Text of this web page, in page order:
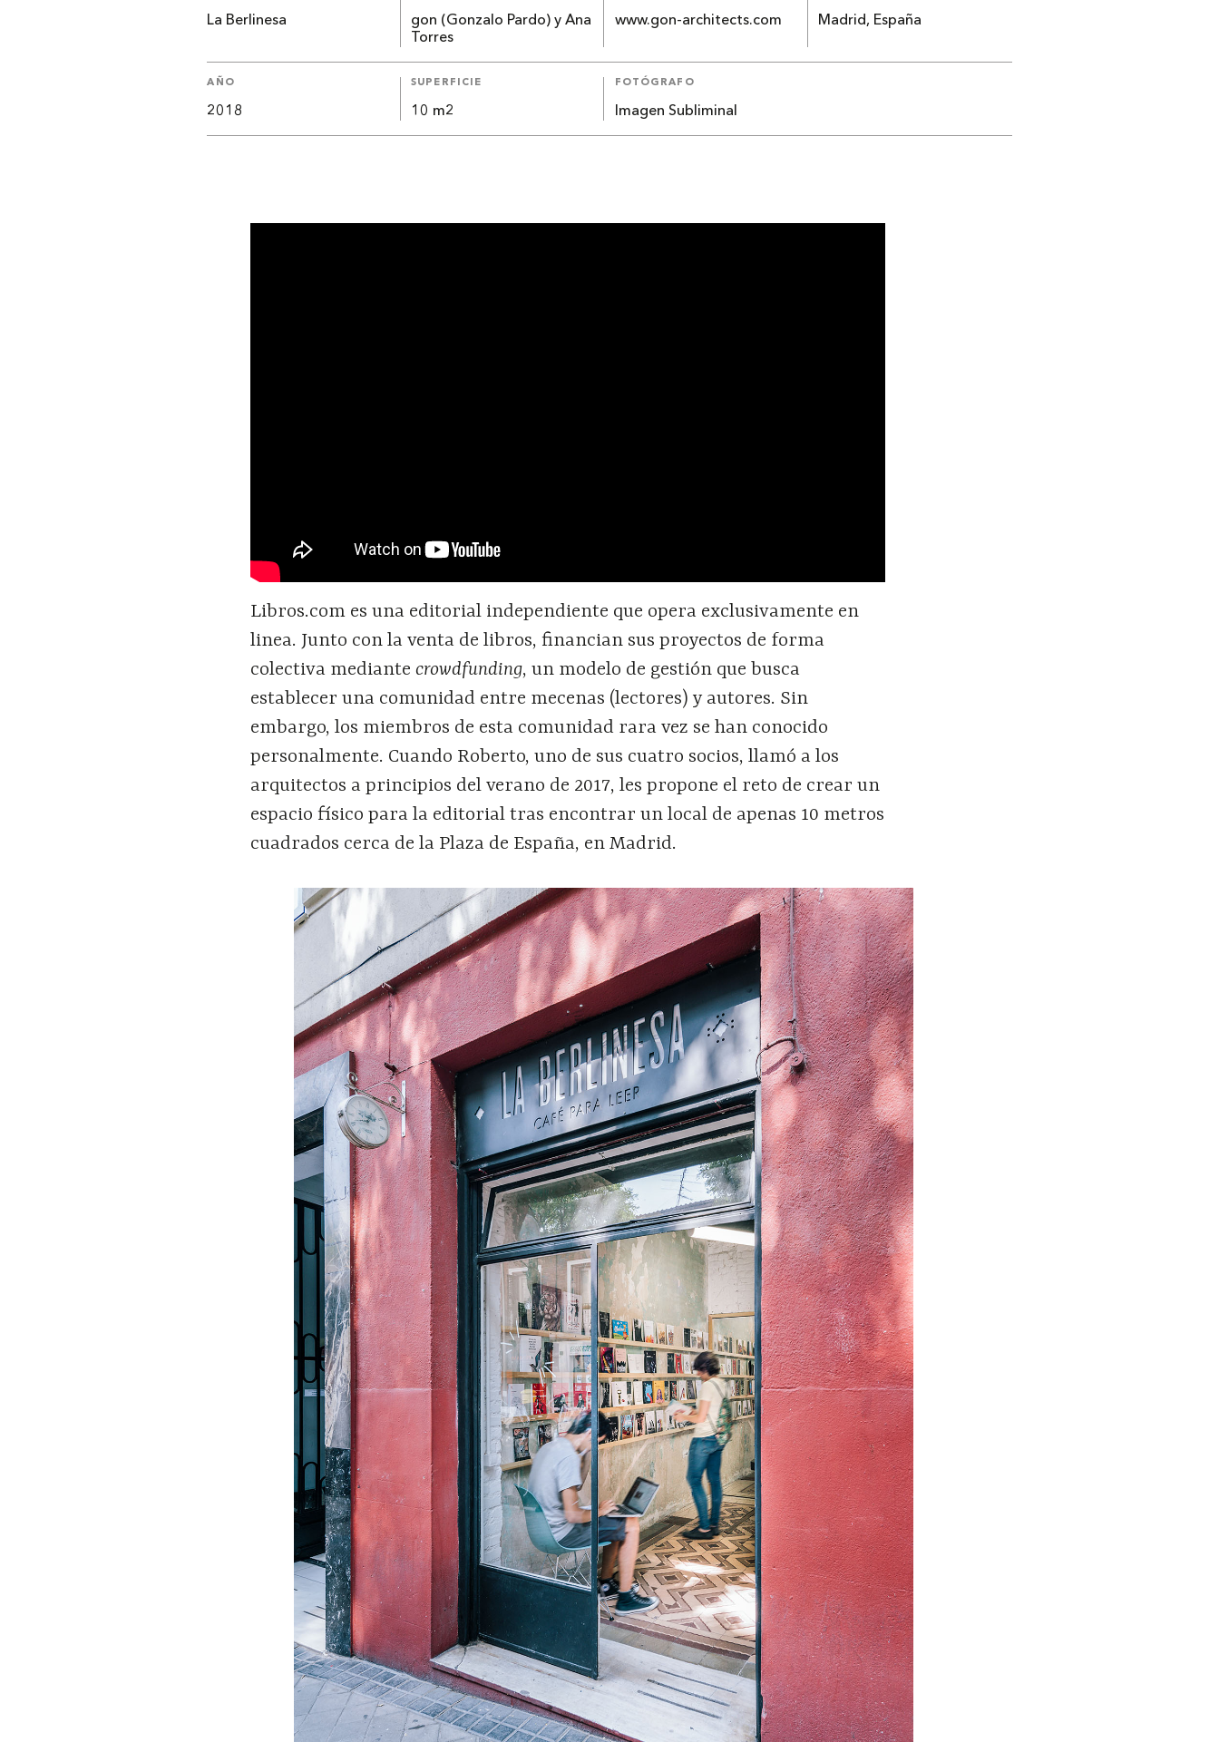
La Berlinesa
gon (Gonzalo Pardo) y Ana
Torres
www.gon-architects.com Madrid, España
AÑO
2018
SUPERFICIE
10 m2
FOTÓGRAFO
Imagen Subliminal
Libros.com es una editorial independiente que opera exclusivamente en
linea. Junto con la venta de libros, financian sus proyectos de forma
colectiva mediantecrowdfunding, un modelo de gestión que busca
establecer una comunidad entre mecenas (lectores) y autores. Sin
embargo, los miembros de esta comunidad rara vez se han conocido
personalmente. Cuando Roberto, uno de sus cuatro socios, llamó a los
arquitectos a principios del verano de 2017, les propone el reto de crear un
espacio físico para la editorial tras encontrar un local de apenas 10 metros
cuadrados cerca de la Plaza de España, en Madrid.